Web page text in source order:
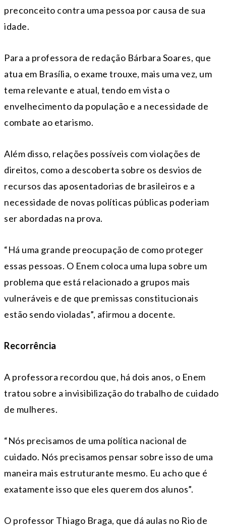
preconceito contra uma pessoa por causa de sua
idade.
Para a professora de redação Bárbara Soares, que
atua em Brasília, o exame trouxe, mais uma vez, um
tema relevante e atual, tendo em vista o
envelhecimento da população e a necessidade de
combate ao etarismo.
Além disso, relações possíveis com violações de
direitos, como a descoberta sobre os desvios de
recursos das aposentadorias de brasileiros e a
necessidade de novas políticas públicas poderiam
ser abordadas na prova.
“Há uma grande preocupação de como proteger
essas pessoas. O Enem coloca uma lupa sobre um
problema que está relacionado a grupos mais
vulneráveis e de que premissas constitucionais
estão sendo violadas”, afirmou a docente.
Recorrência
A professora recordou que, há dois anos, o Enem
tratou sobre a invisibilização do trabalho de cuidado
de mulheres.
“Nós precisamos de uma política nacional de
cuidado. Nós precisamos pensar sobre isso de uma
maneira mais estruturante mesmo. Eu acho que é
exatamente isso que eles querem dos alunos”.
O professor Thiago Braga, que dá aulas no Rio de